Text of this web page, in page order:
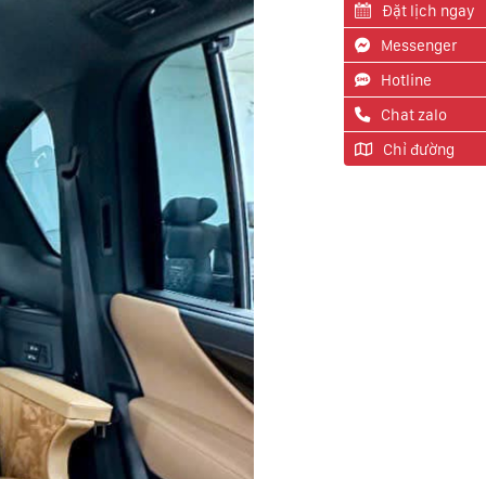
Đặt lịch ngay
Messenger
Hotline
Chat zalo
Chỉ đường